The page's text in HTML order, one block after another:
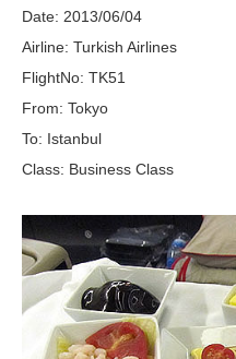
Date: 2013/06/04
Airline: Turkish Airlines
FlightNo: TK51
From: Tokyo
To: Istanbul
Class: Business Class